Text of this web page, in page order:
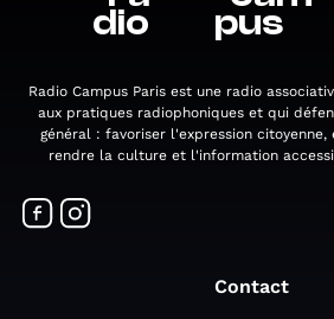
dio pus
Radio Campus Paris est une radio
aux pratiques radiophoniques et qui
général : favoriser l'expression citoyenne,
rendre la culture et l'information
Contact